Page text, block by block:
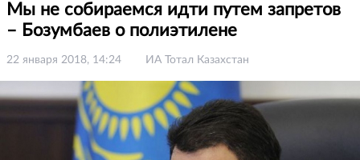
Мы не собираемся идти путем запретов
– Бозумбаев о полиэтилене
22 января 2018, 14:24 ИА Тотал Казахстан